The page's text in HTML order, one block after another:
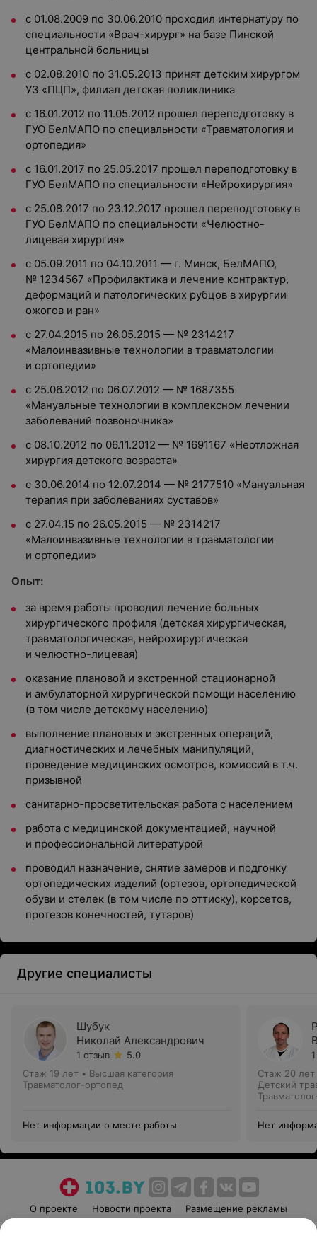
с 01.08.2009 по 30.06.2010 проходил интернатуру по
специальности «Врач-хирург» на базе Пинской
центральной больницы
с 02.08.2010 по 31.05.2013 принят детским хирургом
УЗ «ПЦП», филиал детская поликлиника
с 16.01.2012 по 11.05.2012 прошел переподготовку в
ГУО БелМАПО по специальности «Травматология и
ортопедия»
с 16.01.2017 по 25.05.2017 прошел переподготовку в
ГУО БелМАПО по специальности «Нейрохирургия»
с 25.08.2017 по 23.12.2017 прошел переподготовку в
ГУО БелМАПО по специальности «Челюстно-
лицевая хирургия»
с 05.09.2011 по 04.10.2011 — г. Минск, БелМАПО,
№ 1234567 «Профилактика и лечение контрактур,
деформаций и патологических рубцов в хирургии
ожогов и ран»
с 27.04.2015 по 26.05.2015 — № 2314217
«Малоинвазивные технологии в травматологии
и ортопедии»
с 25.06.2012 по 06.07.2012 — № 1687355
«Мануальные технологии в комплексном лечении
заболеваний позвоночника»
с 08.10.2012 по 06.11.2012 — № 1691167 «Неотложная
хирургия детского возраста»
с 30.06.2014 по 12.07.2014 — № 2177510 «Мануальная
терапия при заболеваниях суставов»
с 27.04.15 по 26.05.2015 — № 2314217
«Малоинвазивные технологии в травматологии
и ортопедии»
Опыт:
за время работы проводил лечение больных
хирургического профиля (детская хирургическая,
травматологическая, нейрохирургическая
и челюстно-лицевая)
оказание плановой и экстренной стационарной
и амбулаторной хирургической помощи населению
(в том числе детскому населению)
выполнение плановых и экстренных операций,
диагностических и лечебных манипуляций,
проведение медицинских осмотров, комиссий в т.ч.
призывной
санитарно-просветительская работа с населением
работа с медицинской документацией, научной
и профессиональной литературой
проводил назначение, снятие замеров и подгонку
ортопедических изделий (ортезов, ортопедической
обуви и стелек (в том числе по оттиску), корсетов,
протезов конечностей, тутаров)
Другие специалисты
Шубук
Николай Александрович
1 отзыв
5.0
Стаж 19 лет • Высшая категория
Травматолог-ортопед
Нет информации о месте работы
Стаж 20 лет
Детский
Нет
О проекте Новости проекта
Размещение рекламы